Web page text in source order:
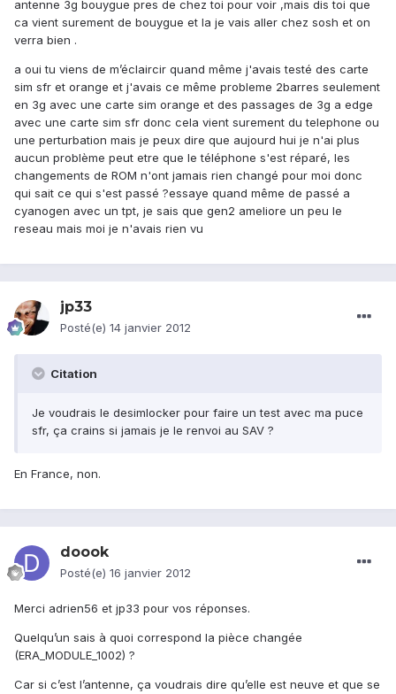
antenne 3g bouygue pres de chez toi pour voir ,mais dis toi que
ca vient surement de bouygue et la je vais aller chez sosh et on
verra bien .
a oui tu viens de m’éclaircir quand même j'avais testé des carte
sim sfr et orange et j'avais ce même probleme 2barres seulement
en 3g avec une carte sim orange et des passages de 3g a edge
avec une carte sim sfr donc cela vient surement du telephone ou
une perturbation mais je peux dire que aujourd hui je n'ai plus
aucun problème peut etre que le téléphone s'est réparé, les
changements de ROM n'ont jamais rien changé pour moi donc
qui sait ce qui s'est passé ?essaye quand même de passé a
cyanogen avec un tpt, je sais que gen2 ameliore un peu le
reseau mais moi je n'avais rien vu
jp33
Posté(e) 14 janvier 2012
Citation
Je voudrais le desimlocker pour faire un test avec ma puce
sfr, ça crains si jamais je le renvoi au SAV ?
En France, non.
doook
Posté(e) 16 janvier 2012
Merci adrien56 et jp33 pour vos réponses.
Quelqu’un sais à quoi correspond la pièce changée
(ERA_MODULE_1002) ?
Car si c’est l’antenne, ça voudrais dire qu’elle est neuve et que se